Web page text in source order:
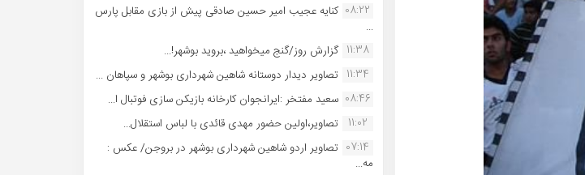
08:22 کنایه عجیب امیر حسین صادقی پیش از بازی مقابل پارس
...
11:38 گزارش روز/گنج میخواهید ،بروید بوشهر!...
11:34 تصاویر دیدار دوستانه شاهین شهردارى بوشهر و سپاهان ...
08:46 سعید مفتخر :ایرانجوان کارخانه بازیکن سازی فوتبال ا...
11:02
تصاویر،اولین حضور مهدی قائدی با لباس استقلال...
07:14 تصاویر اردو شاهین شهرداری بوشهر در بروجن/ عکس :
مه...